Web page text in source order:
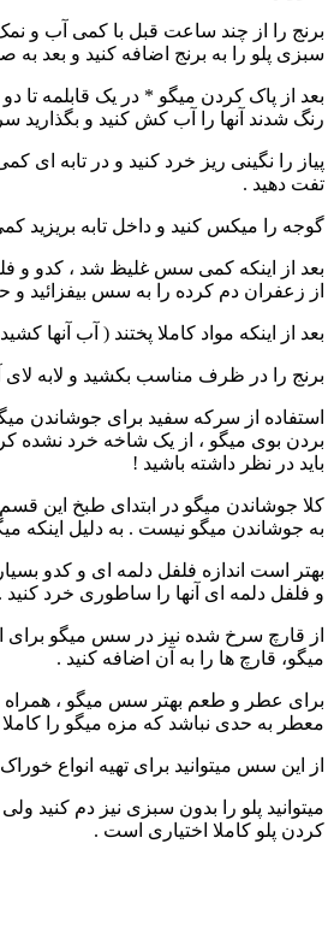
برنج را از چند ساعت قبل با کمی آب و
سبزی پلو را به برنج اضافه کنید و بعد به
بعد از پاک کردن میگو * در یک قابلمه
رنگ شدند آنها را آب کش کنید و بگذارید
پیاز را نگینی ریز خرد کنید و در تابه
تفت دهید .
گوجه را میکس کنید و داخل تابه بریزید
بعد از اینکه کمی سس غلیظ شد ، کدو و
از زعفران دم کرده را به سس بیفزائید و
بعد از اینکه مواد کاملا پختند ( آب آنها
برنج را در ظرف مناسب بکشید و لابه لای
استفاده از سرکه سفید برای جوشاندن
بردن بوی میگو ، از یک شاخه خرد نشده
باید در نظر داشته باشید !
کلا جوشاندن میگو در ابتدای طبخ این
به جوشاندن میگو نیست . به دلیل اینکه
بهتر است اندازه فلفل دلمه ای و کدو
و فلفل دلمه ای آنها را ساطوری خرد
میگو، قارچ ها را به آن اضافه کنید .
برای عطر و طعم بهتر سس میگو ، همراه
معطر به حدی نباشد که مزه میگو را کاملا
از این سس میتوانید برای تهیه انواع
میتوانید پلو را بدون سبزی نیز دم
کردن پلو کاملا اختیاری است .